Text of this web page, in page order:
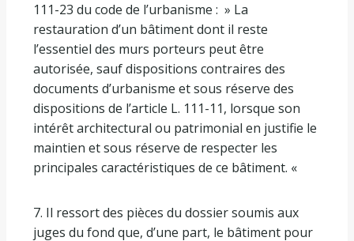
111-23 du code de l’urbanisme : » La
restauration d’un bâtiment dont il reste
l’essentiel des murs porteurs peut être
autorisée, sauf dispositions contraires des
documents d’urbanisme et sous réserve des
dispositions de l’article L. 111-11, lorsque son
intérêt architectural ou patrimonial en justifie le
maintien et sous réserve de respecter les
principales caractéristiques de ce bâtiment. «
7. Il ressort des pièces du dossier soumis aux
juges du fond que, d’une part, le bâtiment pour